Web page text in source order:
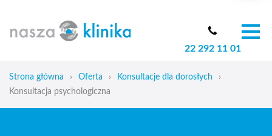
Zespół
Cennik
22 292 11 01
Strona główna › Oferta › Konsultacje dla dorosłych
›
Konsultacja psychologiczna